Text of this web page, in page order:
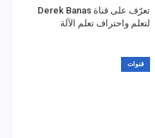
تعرّف على قناة Derek Banas
لتعلم واحتراف تعلم الآلة
قنوات